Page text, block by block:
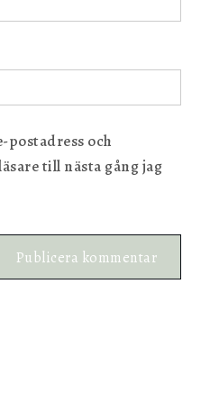
och
till nästa gång jag